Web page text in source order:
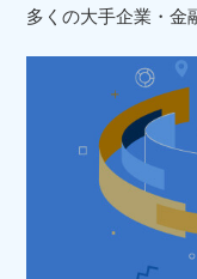
多くの大手企業・金